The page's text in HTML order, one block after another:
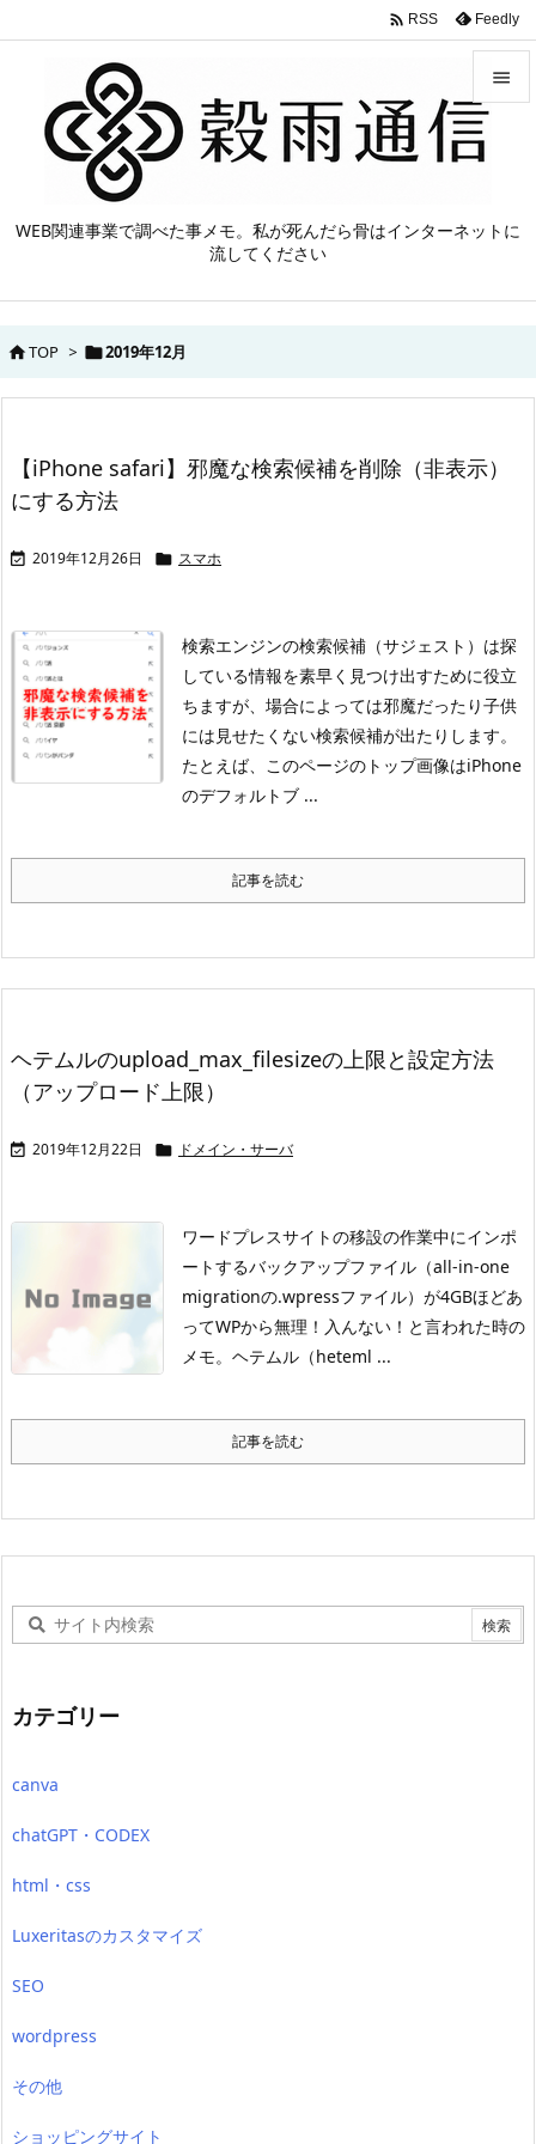
WEB関連事業で調べた事メモ。私が死んだら骨はインターネットに
流してください

検索
 RSS Feedly
TOP > 2019年12月
【iPhone safari】邪魔な検索候補を削除（非表示）
にする方法
 2019年12月26日  スマホ
検索エンジンの検索候補（サジェスト）は探
している情報を素早く見つけ出すために役立
ちますが、場合によっては邪魔だったり子供
には見せたくない検索候補が出たりします。
たとえば、このページのトップ画像はiPhone
のデフォルトブ ...
記事を読む
ヘテムルのupload_max_filesizeの上限と設定方法
（アップロード上限）
 2019年12月22日  ドメイン・サーバ
ワードプレスサイトの移設の作業中にインポ
ートするバックアップファイル（all-in-one
migrationの.wpressファイル）が4GBほどあ
ってWPから無理！入んない！と言われた時の
メモ。 ヘテムル（heteml ...
記事を読む
カテゴリー
canva
chatGPT・CODEX
html・css
Luxeritasのカスタマイズ
SEO
wordpress
その他
ショッピングサイト